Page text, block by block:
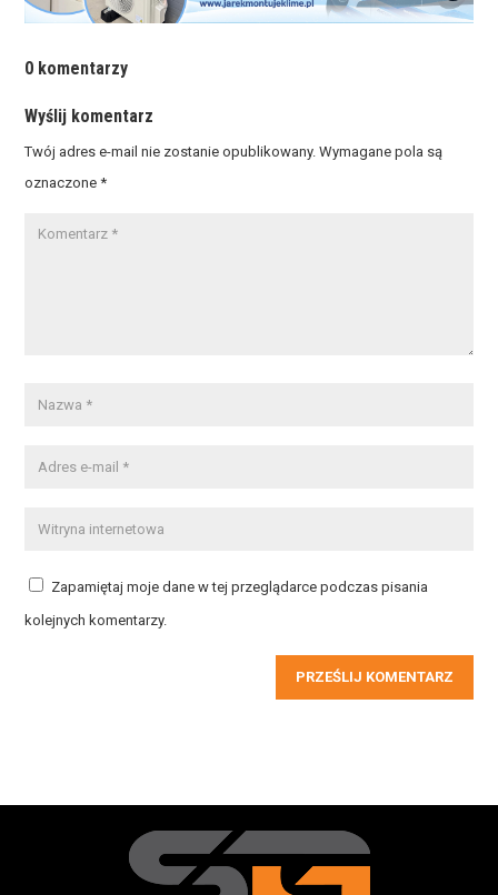
0 komentarzy
Wyślij komentarz
Twój adres e-mail nie zostanie opublikowany. Wymagane pola są
oznaczone*
Zapamiętaj moje dane w tej przeglądarce podczas pisania
kolejnych komentarzy.
PRZEŚLIJ KOMENTARZ